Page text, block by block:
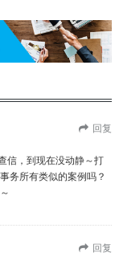
回复
信，到现在没动静～打
务所有类似的案例吗？
回复